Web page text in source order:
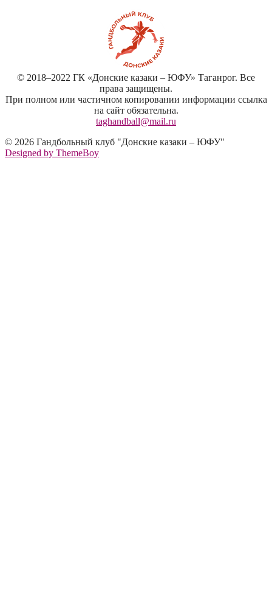
© 2018–2022 ГК «Донские казаки – ЮФУ» Таганрог. Все
права защищены.
При полном или частичном копировании информации ссылка
на сайт обязательна.
taghandball@mail.ru
© 2026 Гандбольный клуб "Донские казаки – ЮФУ"
Designed by ThemeBoy